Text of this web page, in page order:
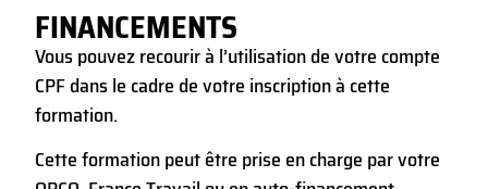
FINANCEMENTS
Vous pouvez recourir à l’utilisation de votre compte
CPF dans le cadre de votre inscription à cette
formation.
Cette formation peut être prise en charge par votre